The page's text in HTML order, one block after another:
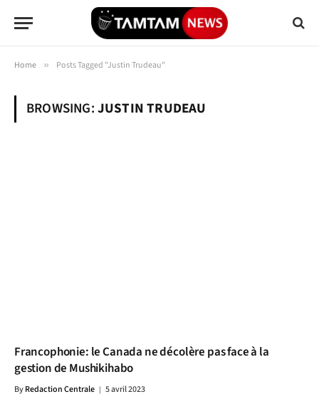
Home » Posts Tagged "Justin Trudeau"
BROWSING:JUSTIN TRUDEAU
Francophonie: le Canada ne décolère pas face à la
gestion de Mushikihabo
ByRedaction Centrale 5 avril 2023